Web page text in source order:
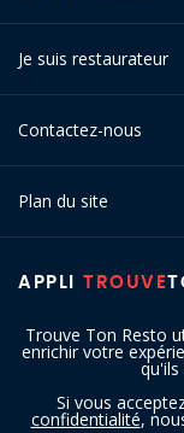
Trouve Ton Resto
enrichir votre
Si vous
confidentialité,
APPLI TROUVE
Je suis restaurateur
Contactez-nous
Plan du site
SUIVEZ-NOUS